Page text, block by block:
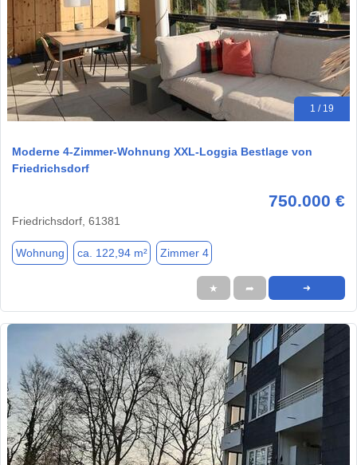
1 / 19
Moderne 4-Zimmer-Wohnung XXL-Loggia Bestlage von
Friedrichsdorf
750.000 €
Friedrichsdorf, 61381
Wohnung ca. 122,94 m² Zimmer 4
★ ➦ ➜